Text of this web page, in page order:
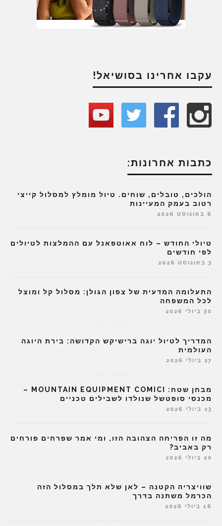
עקבו אחרינו בסושיאל!
כתבות אחרונות:
הולכים, טובלים, שוחים. טיול מומלץ למסלול קייצי
רטוב בעמק המעיינות
6 באוגוסט 2026
טיולי החודש – לוח אאוטפאנל עם ההמלצות לטיולים
לפי חודשים
3 באוגוסט 2026
התעלומה המדעית של צפון הגולן: מסלול קל ומוצל
לכל המשפחה
30 ביולי 2026
המדריך לטיול יוגה ברישיקש הקדושה: בירת היוגה
העולמית
27 ביולי 2026
מבחן שטח: MOUNTAIN EQUIPMENT COMICI –
מכנסי סופטשל שנולדו לשבילים טכניים
23 ביולי 2026
מה זו הפריחה הצהובה הזו, ומי אמר שפרחים פורחים
רק באביב?
20 ביולי 2026
שוויצריה הקטנה – לאן שלא תלך במסלול הזה
הכרמל משתנה בדרך
16 ביולי 2026